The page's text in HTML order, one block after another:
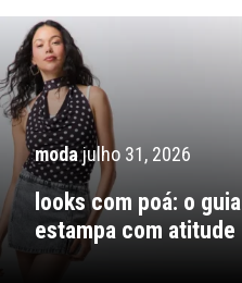
modajulho 31, 2026
looks com poá: o
estampa com atitude